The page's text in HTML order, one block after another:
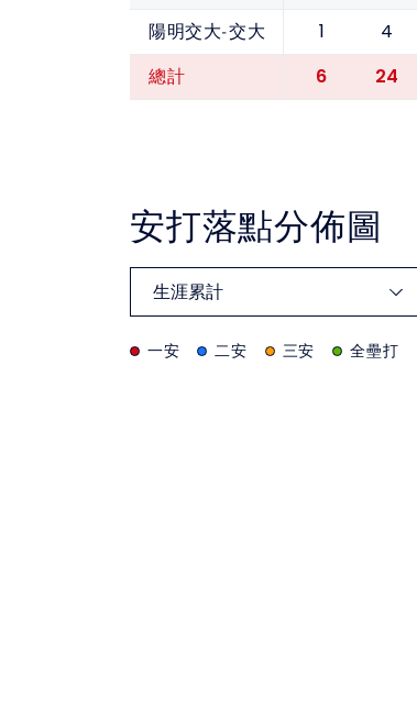
陽明交大-交大 1 4
總計 6 24
安打落點分佈圖
一安 二安 三安 全壘打